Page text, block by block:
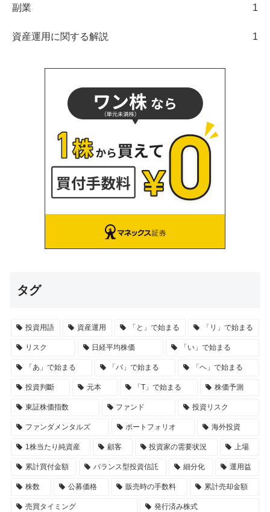
副業 1
資産運用に関する解説 1
タグ
投資用語 資産運用 「と」で始まる 「リ」で始まる
リスク 日経平均株価 「い」で始まる
「あ」で始まる 「バ」で始まる 「ヘ」で始まる
投資判斷 元本 「T」で始まる 株価予測
東証株価指数 ファンド 投資リスク
ファンダメンタルズ ポートフォリオ 海外投資
1株当たり純資産 顧客 投資家の需要状況 上場
累計買付金額 バランス型投資信託 細分化 運用益
株数 公募価格 販売時の手数料 累計売却金額
売買タイミング 発行済み株式